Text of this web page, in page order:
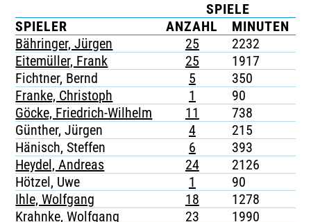
TICKETING
SPIELE
SPIELER
ANZAHL MINUTEN
Bähringer, Jürgen
25 2232
Eitemüller, Frank
25 1917
Fichtner, Bernd
5 350
Franke, Christoph
1 90
Göcke, Friedrich-Wilhelm
11 738
Günther, Jürgen
4 215
Hänisch, Steffen
6 393
Heydel, Andreas
24 2126
Hötzel, Uwe
1 90
Ihle, Wolfgang
18 1278
Krahnke, Wolfgang
23 1990